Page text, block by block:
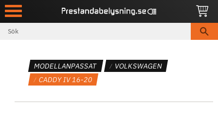
Meny
MODELLANPASSAT
VOLKSWAGEN
CADDY IV 16-20